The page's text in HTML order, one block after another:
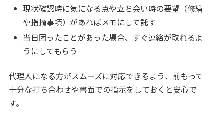
現状確認時に気になる点や立ち会い時の要望（修繕
や指摘事項）があればメモにして託す
当日困ったことがあった場合、すぐ連絡が取れるよ
うにしてもらう
代理人になる方がスムーズに対応できるよう、前もって
十分な打ち合わせや書面での指示をしておくと安心で
す。